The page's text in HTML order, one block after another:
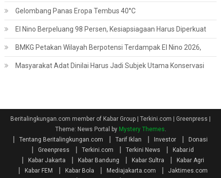
Gelombang Panas Eropa Tembus 40°C
El Nino Berpeluang 98 Persen, Kesiapsiagaan Harus Diperkuat
BMKG Petakan Wilayah Berpotensi Terdampak El Nino 2026,
Masyarakat Adat Dinilai Harus Jadi Subjek Utama Konservasi
Beritalingkungan.com member of Kabar Group | Terkini.com | Greenpress |
Theme: News Portal by Mystery Themes
Tentang Beritalingkungan.com
Tarif Iklan Investor
Donasi
Greenpress
Terkini.com Terkini News
Kabar.id
Kabar Jakarta
Kabar Bandung Kabar Sultra
Kabar Agri
Kabar FEM
Kabar Bola Mediajakarta.com
Jaktimes.com